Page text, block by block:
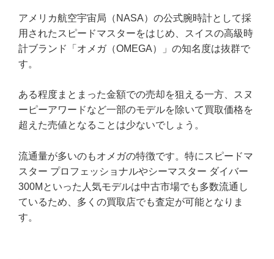
アメリカ航空宇宙局（NASA）の公式腕時計として採
用されたスピードマスターをはじめ、スイスの高級時
計ブランド「オメガ（OMEGA）」の知名度は抜群で
す。
ある程度まとまった金額での売却を狙える一方、スヌ
ーピーアワードなど一部のモデルを除いて買取価格を
超えた売値となることは少ないでしょう。
流通量が多いのもオメガの特徴です。特にスピードマ
スター プロフェッショナルやシーマスター ダイバー
300Mといった人気モデルは中古市場でも多数流通し
ているため、多くの買取店でも査定が可能となりま
す。